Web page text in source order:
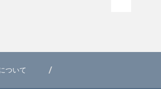
ついて